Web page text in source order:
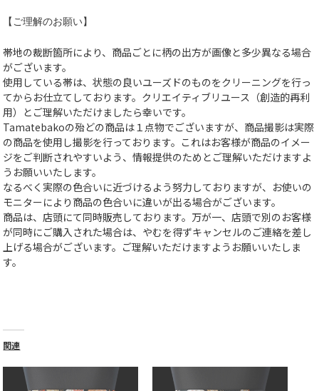
【ご理解のお願い】
帯地の裁断箇所により、商品ごとに柄の出方が画像と多少異なる場合
がございます。
使用している帯は、状態の良いユーズドのものをクリーニングを行っ
てからお仕立てしております。クリエイティブリユース（創造的再利
用）とご理解いただけましたら幸いです。
Tamatebakoの殆どの商品は１点物でございますが、商品撮影は実際
の商品を使用し撮影を行っております。これはお客様が商品のイメー
ジをご判断されやすいよう、情報提供のためとご理解いただけますよ
うお願いいたします。
なるべく実際の色合いに近づけるよう努力しておりますが、お使いの
モニターにより商品の色合いに違いが出る場合がございます。
商品は、店頭にて同時販売しております。万が一、店頭で別のお客様
が同時にご購入された場合は、やむを得ずキャンセルのご連絡を差し
上げる場合がございます。ご理解いただけますようお願いいたしま
す。
関連